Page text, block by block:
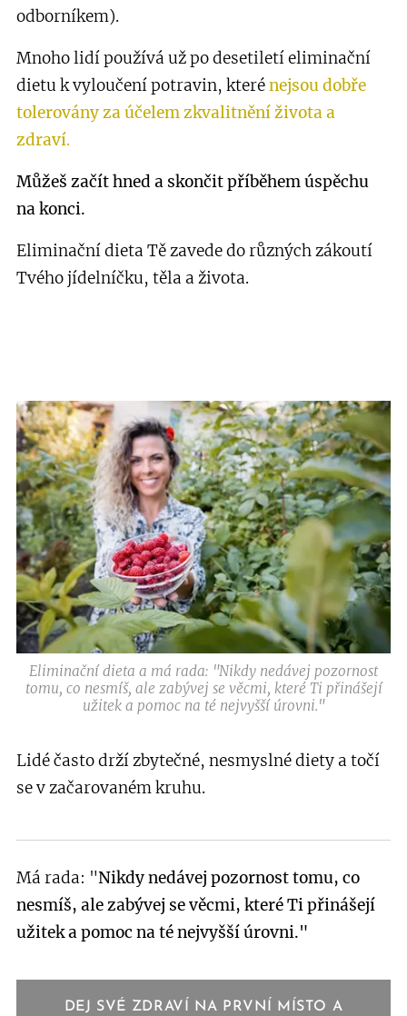
odborníkem).
Mnoho lidí používá už po desetiletí eliminační
dietu k vyloučení potravin, kterénejsou dobře
tolerovány za účelem zkvalitnění života a
zdraví.
Můžeš začít hned a skončit příběhem úspěchu
na konci.
Eliminační dieta Tě zavede do různých zákoutí
Tvého jídelníčku, těla a života.
Eliminační dieta a má rada: "Nikdy nedávej pozornost
tomu, co nesmíš, ale zabývej se věcmi, které Ti přinášejí
užitek a pomoc na té nejvyšší úrovni."
Lidé často drží zbytečné, nesmyslné diety a točí
se v začarovaném kruhu.
Má rada: "Nikdy nedávej pozornost tomu, co
nesmíš, ale zabývej se věcmi, které Ti přinášejí
užitek a pomoc na té nejvyšší úrovni."
DEJ SVÉ ZDRAVÍ NA PRVNÍ MÍSTO A